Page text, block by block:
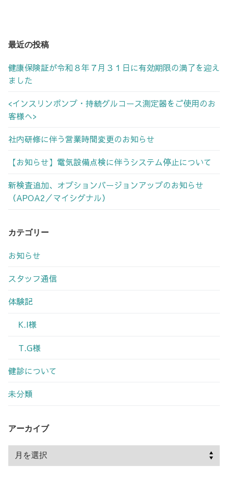
ゲ
シ
ョ
ン
最近の投稿
健康保険証が令和８年７月３１日に有効期限の満了を迎え
ました
<インスリンポンプ・持続グルコース測定器をご使用のお
客様へ>
社内研修に伴う営業時間変更のお知らせ
【お知らせ】電気設備点検に伴うシステム停止について
新検査追加、オプションバージョンアップのお知らせ
（APOA2／マイシグナル）
カテゴリー
お知らせ
スタッフ通信
体験記
K.I様
T.G様
健診について
未分類
アーカイブ
ー